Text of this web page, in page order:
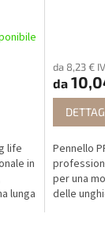
life
in
lunga
da 8,23 €
da
Pennello
per una
delle